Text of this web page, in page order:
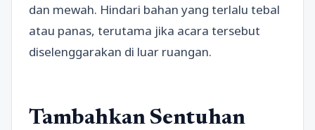
dan mewah. Hindari bahan yang terlalu tebal
atau panas, terutama jika acara tersebut
diselenggarakan di luar ruangan.
Tambahkan Sentuhan